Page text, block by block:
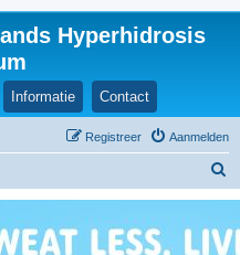
Hyperhidrosis
Informatie Contact
Aanmelden
Registreer
k